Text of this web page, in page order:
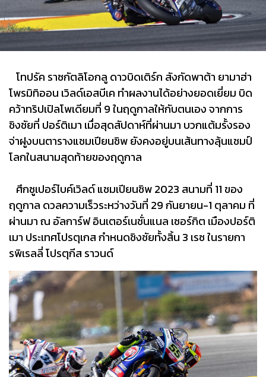
โทปรัค ราซกัตลิโอกลู ดาวบิดเติร์ก สังกัดพาต้า ยามาฮ่า
โพรมิทิออน เวิลด์เอสบีเค ทำผลงานได้อย่างยอดเยี่ยม บิด
คว้าทริปเปิลโพเดียมที่ 9 ในฤดูกาลให้กับตนเอง จากการ
ชิงชัยที่ ปอร์ติเมา เมื่อสุดสัปดาห์ที่ผ่านมา บวกแต้มรั้งรอง
จ่าฝูงบนตารางแชมเปียนชิพ ยังคงอยู่บนเส้นทางลุ้นแชมป์
โลกในสนามสุดท้ายของฤดูกาล
ศึกซูเปอร์ไบค์เวิลด์ แชมเปียนชิพ 2023 สนามที่ 11 ของ
ฤดูกาล ดวลความเร็วระหว่างวันที่ 29 กันยายน-1 ตุลาคม ที่
ผ่านมา ณ อัลการ์ฟ อินเตอร์เนชั่นแนล เซอร์กิต เมืองปอร์ติ
เมา ประเทศโปรตุเกส กำหนดชิงชัยทั้งสิ้น 3 เรซ ในรายกา
รพิเรลลี่ โปรตุกีส ราวนด์